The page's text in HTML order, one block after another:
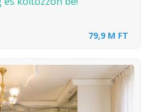
79,9 M FT